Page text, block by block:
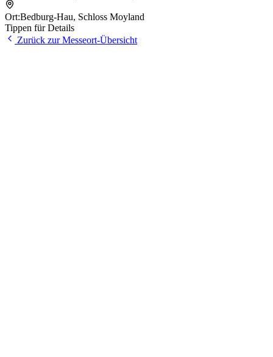
Ort:Bedburg-Hau, Schloss Moyland
Tippen für Details
Zurück zur Messeort-Übersicht